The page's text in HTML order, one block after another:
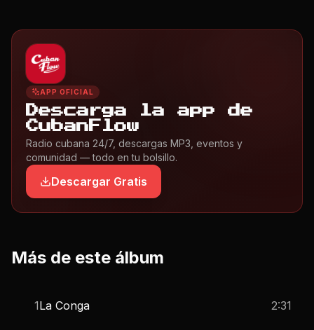
APP OFICIAL
Descarga la app de
CubanFlow
Radio cubana 24/7, descargas MP3, eventos y
comunidad — todo en tu bolsillo.
Descargar Gratis
Más de este álbum
1La Conga 2:31